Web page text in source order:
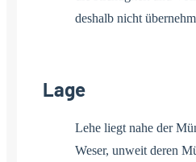
deshalb nicht
Lage
Lehe liegt nahe der
Weser, unweit deren